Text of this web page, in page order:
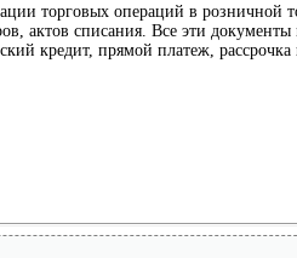
торговых операций в розничной
актов списания. Все эти
кредит, прямой платеж,